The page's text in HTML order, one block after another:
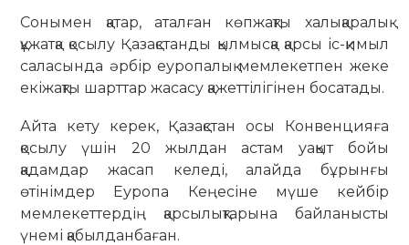
Сонымен қатар, аталған көпжақты халықаралық
құжатқа қосылу Қазақстанды қылмысқа қарсы іс-қимыл
саласында әрбір еуропалық мемлекетпен жеке
екіжақты шарттар жасасу қажеттілігінен босатады.
Айта кету керек, Қазақстан осы Конвенцияға
қосылу үшін 20 жылдан астам уақыт бойы
қадамдар жасап келеді, алайда бұрынғы
өтінімдер Еуропа Кеңесіне мүше кейбір
мемлекеттердің қарсылықтарына байланысты
үнемі қабылданбаған.